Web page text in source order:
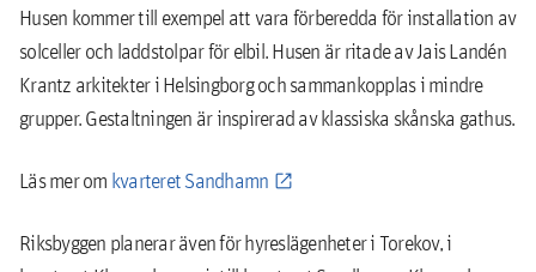
Husen kommer till exempel att vara förberedda för installation av
solceller och laddstolpar för elbil. Husen är ritade av Jais Landén
Krantz arkitekter i Helsingborg och sammankopplas i mindre
grupper. Gestaltningen är inspirerad av klassiska skånska gathus.
Läs mer om kvarteret Sandhamn
Riksbyggen planerar även för hyreslägenheter i Torekov, i